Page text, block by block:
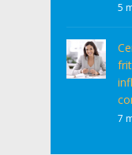
5
7